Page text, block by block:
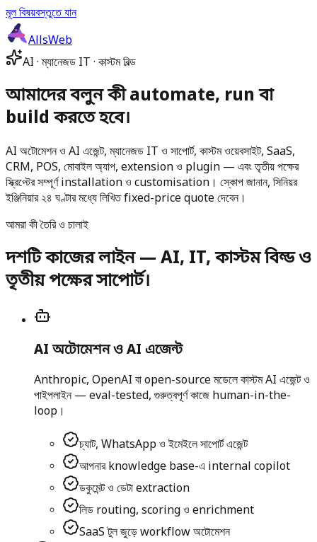
মূল বিষয়বস্তুতে যান
AllsWeb
AI · ম্যানেজড IT · কাস্টম বিল্ড
আমাদের বলুন কী automate, run বা
build করতে হবে।
AI অটোমেশন ও AI এজেন্ট, ম্যানেজড IT ও সাপোর্ট, কাস্টম ওয়েবসাইট, SaaS,
CRM, POS, মোবাইল অ্যাপ, extension ও plugin — এবং তৃতীয় পক্ষের
স্ক্রিপ্টের সম্পূর্ণ installation ও customisation। স্কোপ জানান, সিনিয়র
ইঞ্জিনিয়ার ২৪ ঘণ্টার মধ্যে লিখিত fixed-price quote দেবেন।
আমরা কী তৈরি ও চালাই
দশটি কাজের লাইন — AI, IT, কাস্টম বিল্ড ও
তৃতীয় পক্ষের সাপোর্ট।
AI অটোমেশন ও AI এজেন্ট
Anthropic, OpenAI বা open-source মডেলে কাস্টম AI এজেন্ট ও
পাইপলাইন — eval-tested, গুরুত্বপূর্ণ কাজে human-in-the-
loop।
চ্যাট, WhatsApp ও ইমেইলে সাপোর্ট এজেন্ট
আপনার knowledge base-এ internal copilot
ডকুমেন্ট ও ডেটা extraction
লিড routing, scoring ও enrichment
SaaS টুল জুড়ে workflow অটোমেশন